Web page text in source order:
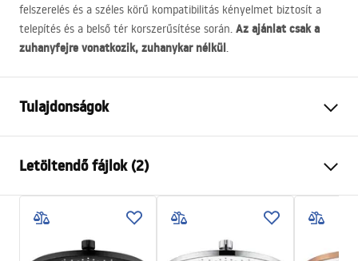
felszerelés és a széles körű kompatibilitás kényelmet biztosít a
telepítés és a belső tér korszerűsítése során. Az ajánlat csak a
zuhanyfejre vonatkozik, zuhanykar nélkül.
Tulajdonságok
Anyag
Felszerelés
Csavarozható
Szélesség
250
Magasság
2mm
Letöltendő fájlok (2)
Pielęgnacja.pdf